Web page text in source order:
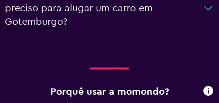
preciso para alugar um carro em
Gotemburgo?
Porquê usar a momondo?